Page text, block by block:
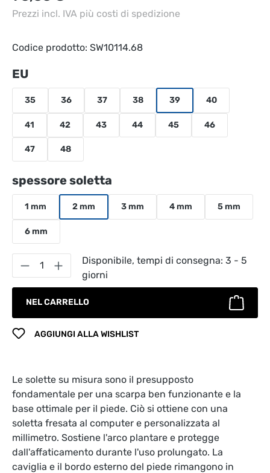
Prezzi incl. IVA più costi di spedizione
Codice prodotto: SW10114.68
Seleziona
EU
35 36 37 38 39 40
41 42 43 44 45 46
47 48
Seleziona
spessore soletta
1 mm 2 mm 3 mm 4 mm 5 mm
6 mm
Quantità del prodotto: inserisci la
Disponibile, tempi di consegna: 3 - 5
giorni
NEL CARRELLO
AGGIUNGI ALLA WISHLIST
Le solette su misura sono il presupposto
fondamentale per una scarpa ben funzionante e la
base ottimale per il piede. Ciò si ottiene con una
soletta fresata al computer e personalizzata al
millimetro. Sostiene l'arco plantare e protegge
dall'affaticamento durante l'uso prolungato. La
caviglia e il bordo esterno del piede rimangono in